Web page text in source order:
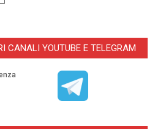
CANALI YOUTUBE E TELEGRAM